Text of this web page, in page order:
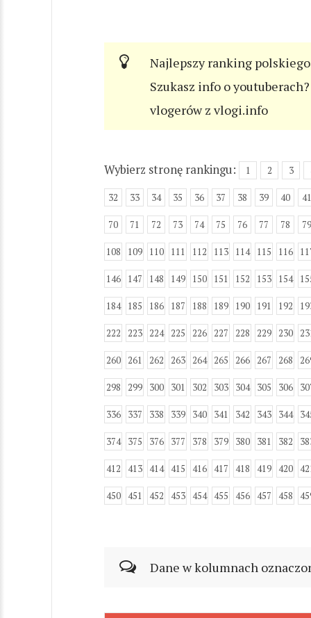
Najlepszy ranking
Szukasz info o
vlogerów z vlogi.info
Wybierz stronę rankingu: 1 2 3
32 33 34 35 36 37 38 39 40 41
70 71 72 73 74 75 76 77 78 79
108 109 110 111 112 113 114 115 116
146 147 148 149 150 151 152 153 154
184 185 186 187 188 189 190 191 192
222 223 224 225 226 227 228 229 230
260 261 262 263 264 265 266 267 268
298 299 300 301 302 303 304 305 306
336 337 338 339 340 341 342 343 344
374 375 376 377 378 379 380 381 382
412 413 414 415 416 417 418 419 420
450 451 452 453 454 455 456 457 458
Dane w kolumnach